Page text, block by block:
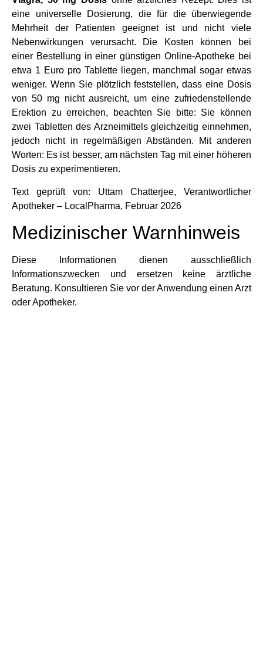
eine universelle Dosierung, die für die überwiegende
Mehrheit der Patienten geeignet ist und nicht viele
Nebenwirkungen verursacht. Die Kosten können bei
einer Bestellung in einer günstigen Online-Apotheke bei
etwa 1 Euro pro Tablette liegen, manchmal sogar etwas
weniger. Wenn Sie plötzlich feststellen, dass eine Dosis
von 50 mg nicht ausreicht, um eine zufriedenstellende
Erektion zu erreichen, beachten Sie bitte: Sie können
zwei Tabletten des Arzneimittels gleichzeitig einnehmen,
jedoch nicht in regelmäßigen Abständen. Mit anderen
Worten: Es ist besser, am nächsten Tag mit einer höheren
Dosis zu experimentieren.
Text geprüft von: Uttam Chatterjee, Verantwortlicher
Apotheker – LocalPharma, Februar 2026
Medizinischer Warnhinweis
Diese Informationen dienen ausschließlich
Informationszwecken und ersetzen keine ärztliche
Beratung. Konsultieren Sie vor der Anwendung einen Arzt
oder Apotheker.